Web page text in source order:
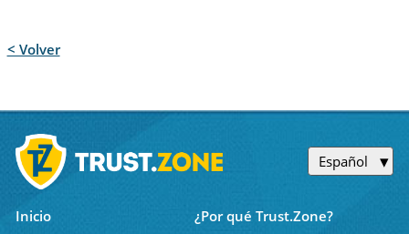
< Volver
Español
Inicio
¿Por qué Trust.Zone?